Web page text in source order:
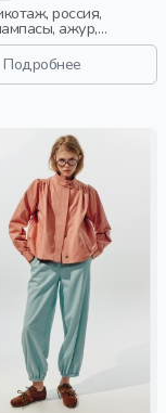
ажур,
эластичные,
Подробнее